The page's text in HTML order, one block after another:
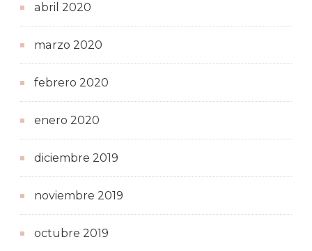
abril 2020
marzo 2020
febrero 2020
enero 2020
diciembre 2019
noviembre 2019
octubre 2019